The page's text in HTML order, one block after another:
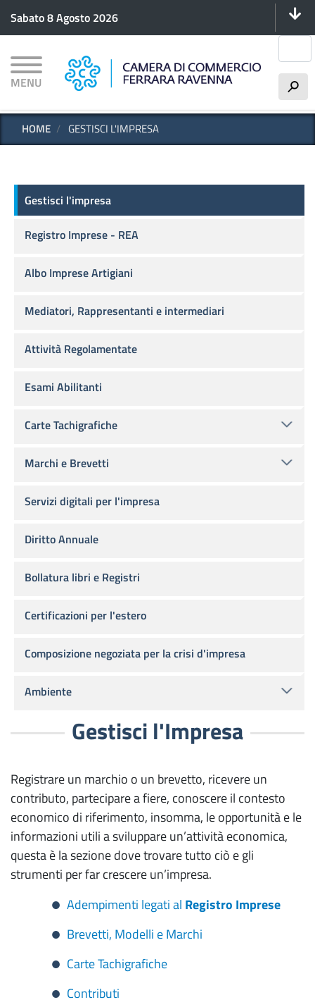
principale
Sabato 8 Agosto 2026
MENU h
HOME GESTISCI L'IMPRESA
Gestisci l'Impresa
Registrare un marchio o un brevetto, ricevere un
contributo, partecipare a fiere, conoscere il contesto
economico di riferimento, insomma, le opportunità e le
informazioni utili a sviluppare un’attività economica,
questa è la sezione dove trovare tutto ciò e gli
strumenti per far crescere un’impresa.
Adempimenti legati al Registro Imprese
Brevetti, Modelli e Marchi
Carte Tachigrafiche
Contributi
Gestisci l'impresa
Gestisci l'impresa
Registro Imprese - REA
Albo Imprese Artigiani
Mediatori, Rappresentanti e intermediari
Attività Regolamentate
Esami Abilitanti
Carte Tachigrafiche
Marchi e Brevetti
Servizi digitali per l'impresa
Diritto Annuale
Bollatura libri e Registri
Certificazioni per l'estero
Composizione negoziata per la crisi d'impresa
Ambiente